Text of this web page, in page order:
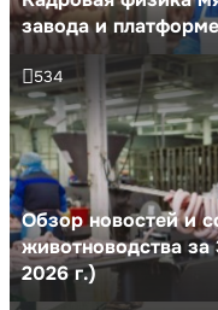
завода и
Обзор новостей и
животноводства
2026 г.)
534